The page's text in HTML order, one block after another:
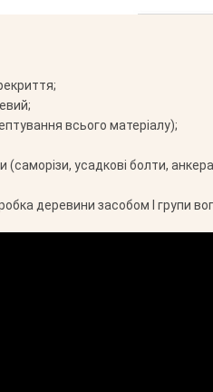
всього матеріалу);
(саморізи, усадкові болти,
деревини засобом І групи